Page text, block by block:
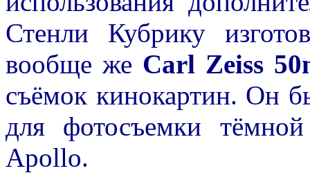
Стенли Кубрику
вообще же Carl Zeiss
съёмок кинокартин. Он
для фотосъемки
Apollo.